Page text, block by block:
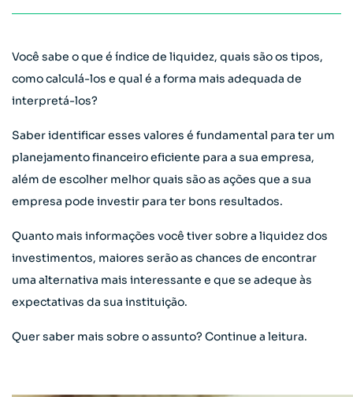
Você sabe o que é índice de liquidez, quais são os tipos,
como calculá-los e qual é a forma mais adequada de
interpretá-los?
Saber identificar esses valores é fundamental para ter um
planejamento financeiro eficiente para a sua empresa,
além de escolher melhor quais são as ações que a sua
empresa pode investir para ter bons resultados.
Quanto mais informações você tiver sobre a liquidez dos
investimentos, maiores serão as chances de encontrar
uma alternativa mais interessante e que se adeque às
expectativas da sua instituição.
Quer saber mais sobre o assunto? Continue a leitura.